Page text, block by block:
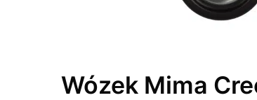
Wózek Mima